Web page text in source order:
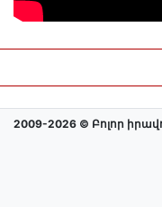
2009-2026 © Բոլոր